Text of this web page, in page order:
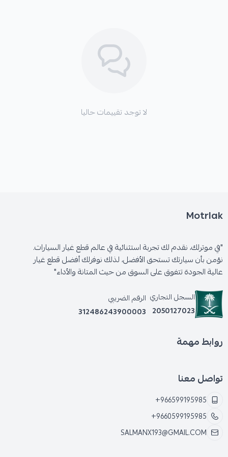
لا توجد تقييمات حاليا
Motrlak
"في موترلك، نقدم لك تجربة استثنائية في عالم قطع غيار السيارات.
نؤمن بأن سيارتك تستحق الأفضل، لذلك نوفرلك أفضل قطع غيار
عالية الجودة تتفوق على السوق من حيث المتانة والأداء"
السجل التجاري
2050127023
الرقم الضريبي
312486243900003
روابط مهمة
تواصل معنا
+966599195985
+9660599195985
SALMANX193@GMAIL.COM